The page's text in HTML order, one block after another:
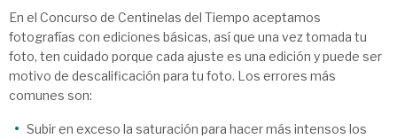
En el Concurso de Centinelas del Tiempo aceptamos
fotografías con ediciones básicas, así que una vez tomada tu
foto, ten cuidado porque cada ajuste es una edición y puede ser
motivo de descalificación para tu foto. Los errores más
comunes son:
Subir en exceso la saturación para hacer más intensos los